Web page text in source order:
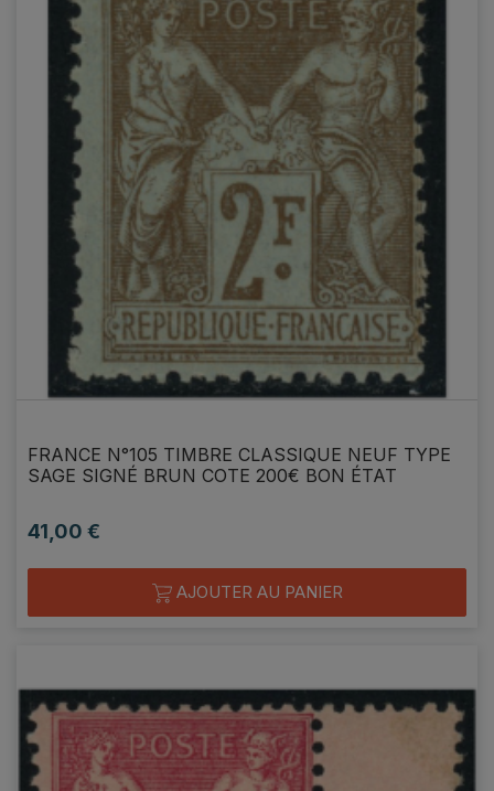
FRANCE N°105 TIMBRE CLASSIQUE NEUF TYPE
SAGE SIGNÉ BRUN COTE 200€ BON ÉTAT
Prix
41,00 €
AJOUTER AU PANIER